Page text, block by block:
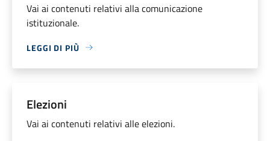
Vai ai contenuti relativi alla comunicazione
istituzionale.
LEGGI DI PIÙ
Elezioni
Vai ai contenuti relativi alle elezioni.